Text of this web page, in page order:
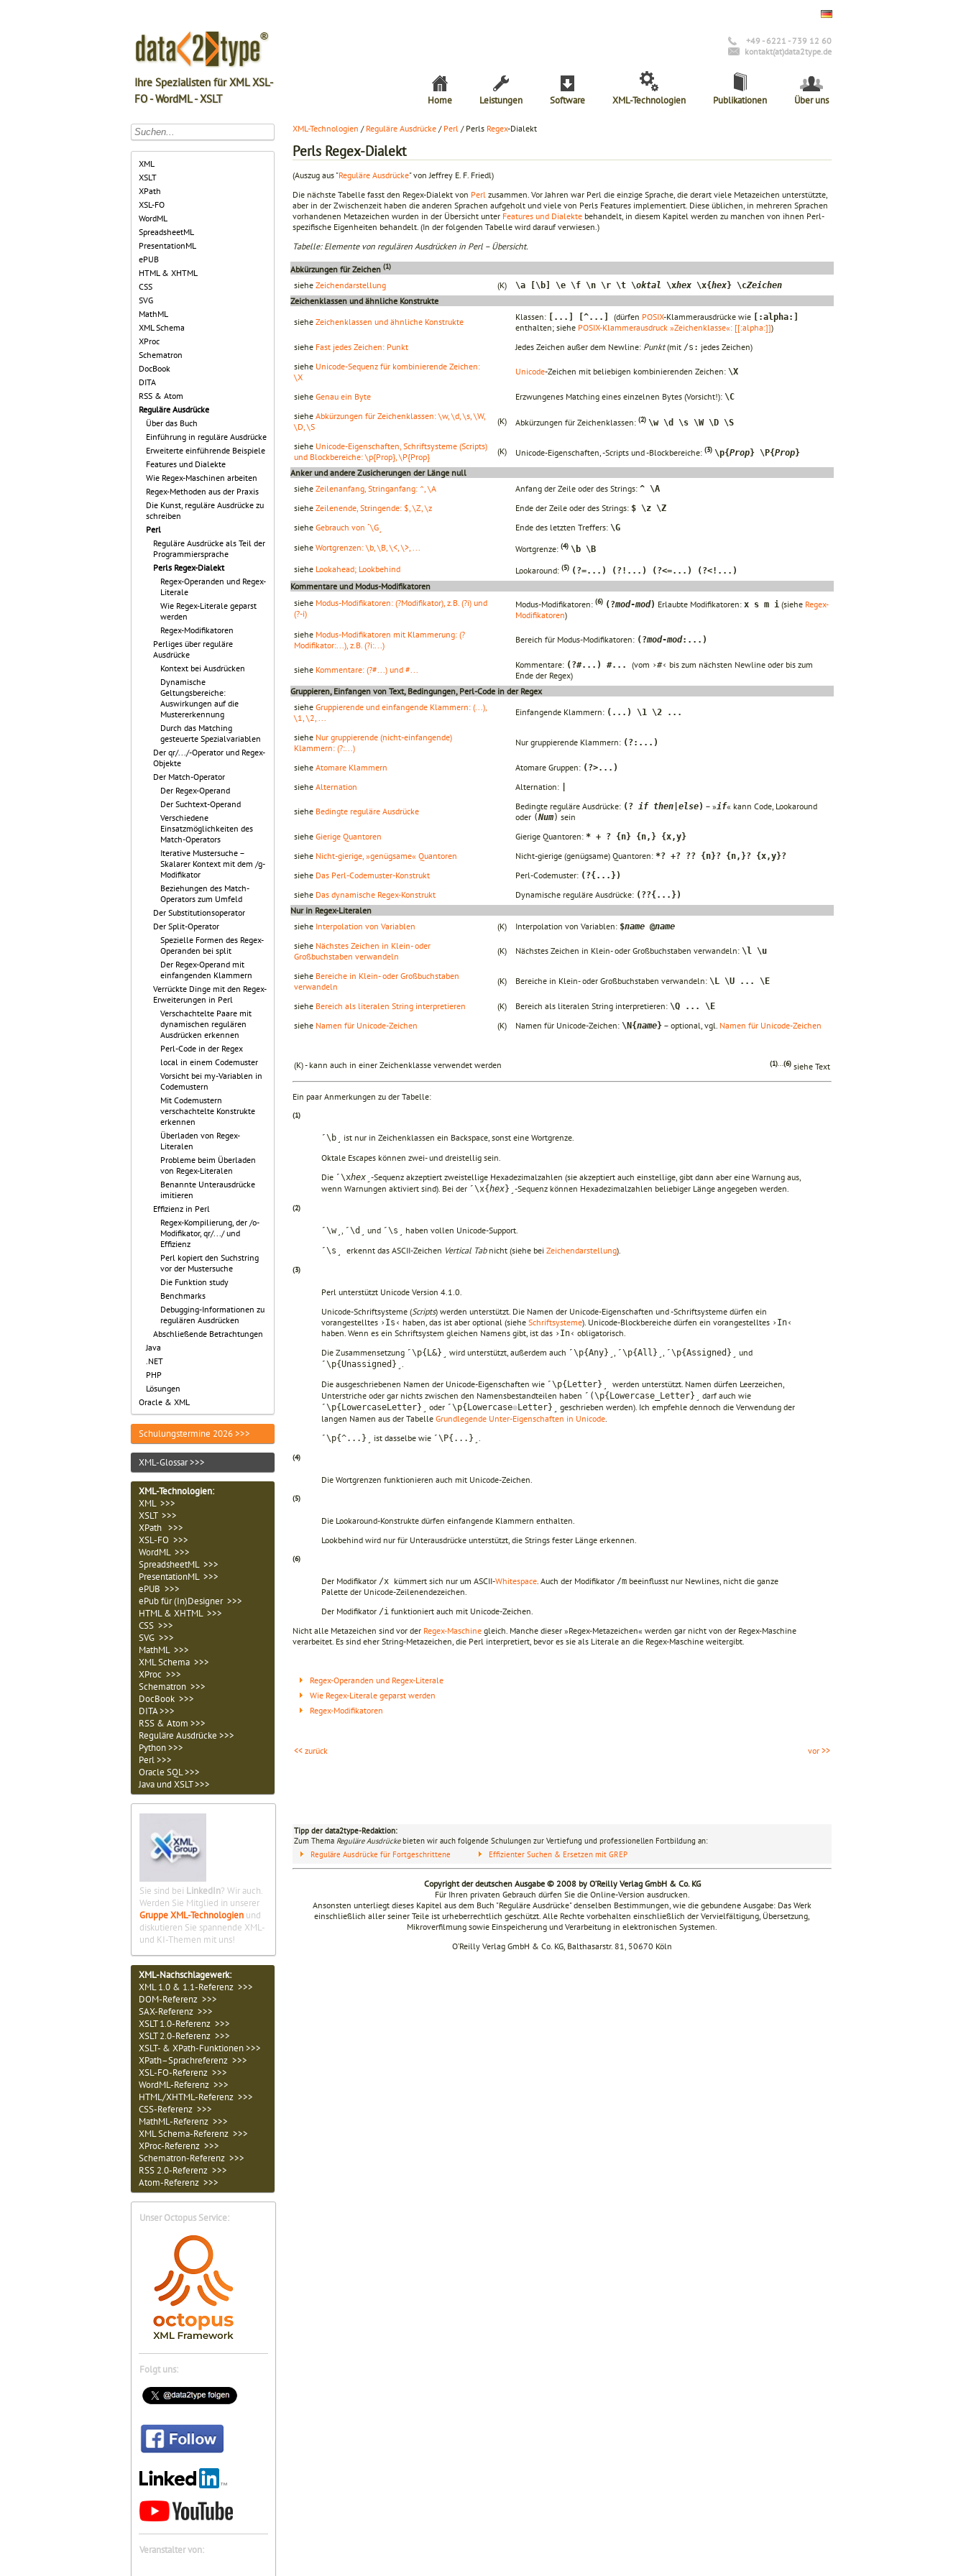
Ihre Spezialisten für XML XSL-
FO - WordML - XSLT
+49 - 6221 - 739 12 60
kontakt(at)data2type.de
Home Leistungen Software XML-Technologien Publikationen Über uns
XML
XSLT
XPath
XSL-FO
WordML
SpreadsheetML
PresentationML
ePUB
HTML & XHTML
CSS
SVG
MathML
XML Schema
XProc
Schematron
DocBook
DITA
RSS & Atom
Reguläre Ausdrücke
Über das Buch
Einführung in reguläre Ausdrücke
Erweiterte einführende Beispiele
Features und Dialekte
Wie Regex-Maschinen arbeiten
Regex-Methoden aus der Praxis
Die Kunst, reguläre Ausdrücke zu
schreiben
Perl
Reguläre Ausdrücke als Teil der
Programmiersprache
Perls Regex-Dialekt
Regex-Operanden und Regex-
Literale
Wie Regex-Literale geparst
werden
Regex-Modifikatoren
Perliges über reguläre
Ausdrücke
Kontext bei Ausdrücken
Dynamische
Geltungsbereiche:
Auswirkungen auf die
Mustererkennung
Durch das Matching
gesteuerte Spezialvariablen
Der qr/.../-Operator und Regex-
Objekte
Der Match-Operator
Der Regex-Operand
Der Suchtext-Operand
Verschiedene
Einsatzmöglichkeiten des
Match-Operators
Iterative Mustersuche –
Skalarer Kontext mit dem /g-
Modifikator
Beziehungen des Match-
Operators zum Umfeld
Der Substitutionsoperator
Der Split-Operator
Spezielle Formen des Regex-
Operanden bei split
Der Regex-Operand mit
einfangenden Klammern
Verrückte Dinge mit den Regex-
Erweiterungen in Perl
Verschachtelte Paare mit
dynamischen regulären
Ausdrücken erkennen
Perl-Code in der Regex
local in einem Codemuster
Vorsicht bei my-Variablen in
Codemustern
Mit Codemustern
verschachtelte Konstrukte
erkennen
Überladen von Regex-
Literalen
Probleme beim Überladen
von Regex-Literalen
Benannte Unterausdrücke
imitieren
Effizienz in Perl
Regex-Kompilierung, der /o-
Modifikator, qr/.../ und
Effizienz
Perl kopiert den Suchstring
vor der Mustersuche
Die Funktion study
Benchmarks
Debugging-Informationen zu
regulären Ausdrücken
Abschließende Betrachtungen
Java
.NET
PHP
Lösungen
Oracle & XML
Schulungstermine 2026 >>>
XML-Glossar >>>
XML-Technologien:
XML >>>
XSLT >>>
XPath >>>
XSL-FO >>>
WordML >>>
SpreadsheetML >>>
PresentationML >>>
ePUB >>>
ePub für (In)Designer >>>
HTML & XHTML >>>
CSS >>>
SVG >>>
MathML >>>
XML Schema >>>
XProc >>>
Schematron >>>
DocBook >>>
DITA >>>
RSS & Atom >>>
Reguläre Ausdrücke >>>
Python >>>
Perl >>>
Oracle SQL >>>
Java und XSLT >>>
Sie sind bei LinkedIn? Wir auch.
Werden Sie Mitglied in unserer
Gruppe XML-Technologien und
diskutieren Sie spannende XML-
und KI-Themen mit uns!
XML-Nachschlagewerk:
XML 1.0 & 1.1-Referenz >>>
DOM-Referenz >>>
SAX-Referenz >>>
XSLT 1.0-Referenz >>>
XSLT 2.0-Referenz >>>
XSLT- & XPath-Funktionen >>>
XPath–Sprachreferenz >>>
XSL-FO-Referenz >>>
WordML-Referenz >>>
HTML/XHTML-Referenz >>>
CSS-Referenz >>>
MathML-Referenz >>>
XML Schema-Referenz >>>
XProc-Referenz >>>
Schematron-Referenz >>>
RSS 2.0-Referenz >>>
Atom-Referenz >>>
Unser Octopus Service:
Folgt uns:
Veranstalter von:
XML-Technologien / Reguläre Ausdrücke / Perl / Perls Regex-Dialekt
Perls Regex-Dialekt
(Auszug aus "Reguläre Ausdrücke" von Jeffrey E. F. Friedl)
Die nächste Tabelle fasst den Regex-Dialekt von Perl zusammen. Vor Jahren war Perl die einzige Sprache, die derart viele Metazeichen unterstützte,
aber in der Zwischenzeit haben die anderen Sprachen aufgeholt und viele von Perls Features implementiert. Diese üblichen, in mehreren Sprachen
vorhandenen Metazeichen wurden in der Übersicht unter Features und Dialekte behandelt, in diesem Kapitel werden zu manchen von ihnen Perl-
spezifische Eigenheiten behandelt. (In der folgenden Tabelle wird darauf verwiesen.)
Tabelle: Elemente von regulären Ausdrücken in Perl – Übersicht.
Abkürzungen für Zeichen (1)
siehe Zeichendarstellung (K) \a [\b] \e \f \n \r \t \oktal \xhex \x{hex} \cZeichen
Zeichenklassen und ähnliche Konstrukte
siehe Zeichenklassen und ähnliche Konstrukte Klassen: [...] [^...] (dürfen POSIX-Klammerausdrücke wie [:alpha:]
enthalten; siehe POSIX-Klammerausdruck »Zeichenklasse«: [[:alpha:]])
siehe Fast jedes Zeichen: Punkt Jedes Zeichen außer dem Newline: Punkt(mit /s: jedes Zeichen)
siehe Unicode-Sequenz für kombinierende Zeichen:
\X
Unicode-Zeichen mit beliebigen kombinierenden Zeichen: \X
siehe Genau ein Byte Erzwungenes Matching eines einzelnen Bytes (Vorsicht!): \C
siehe Abkürzungen für Zeichenklassen: \w, \d, \s, \W,
\D, \S
(K) Abkürzungen für Zeichenklassen: (2) \w \d \s \W \D \S
siehe Unicode-Eigenschaften, Schriftsysteme (Scripts)
und Blockbereiche: \p{Prop}, \P{Prop}
(K) Unicode-Eigenschaften, -Scripts und -Blockbereiche: (3) \p{Prop} \P{Prop}
Anker und andere Zusicherungen der Länge null
siehe Zeilenanfang, Stringanfang: ^, \A Anfang der Zeile oder des Strings: ^ \A
siehe Zeilenende, Stringende: $, \Z, \z Ende der Zeile oder des Strings: $ \z \Z
siehe Gebrauch von ˹\G˼ Ende des letzten Treffers: \G
siehe Wortgrenzen: \b, \B, \<, \>, ... Wortgrenze: (4) \b \B
siehe Lookahead; Lookbehind Lookaround: (5) (?=...) (?!...) (?<=...) (?<!...)
Kommentare und Modus-Modifikatoren
siehe Modus-Modifikatoren: (?Modifikator), z.B. (?i) und
(?-i)
Modus-Modifikatoren: (6) (?mod-mod) Erlaubte Modifikatoren: x s m i (siehe Regex-
Modifikatoren)
siehe Modus-Modifikatoren mit Klammerung: (?
Modifikator:...), z.B. (?i:...)
Bereich für Modus-Modifikatoren: (?mod-mod:...)
siehe Kommentare: (?#...) und #... Kommentare: (?#...) #... (vom ›#‹ bis zum nächsten Newline oder bis zum
Ende der Regex)
Gruppieren, Einfangen von Text, Bedingungen, Perl-Code in der Regex
siehe Gruppierende und einfangende Klammern: (...),
\1, \2, ...
Einfangende Klammern: (...) \1 \2 ...
siehe Nur gruppierende (nicht-einfangende)
Klammern: (?:...)
Nur gruppierende Klammern: (?:...)
siehe Atomare Klammern Atomare Gruppen: (?>...)
siehe Alternation Alternation:
siehe Bedingte reguläre Ausdrücke Bedingte reguläre Ausdrücke: (? if then else) – »if« kann Code, Lookaround
oder (Num) sein
siehe Gierige Quantoren Gierige Quantoren: * + ? {n} {n,} {x,y}
siehe Nicht-gierige, »genügsame« Quantoren Nicht-gierige (genügsame) Quantoren: *? +? ?? {n}? {n,}? {x,y}?
siehe Das Perl-Codemuster-Konstrukt Perl-Codemuster: (?{...})
siehe Das dynamische Regex-Konstrukt Dynamische reguläre Ausdrücke: (??{...})
Nur in Regex-Literalen
siehe Interpolation von Variablen (K) Interpolation von Variablen: $name @name
siehe Nächstes Zeichen in Klein- oder
Großbuchstaben verwandeln
(K) Nächstes Zeichen in Klein- oder Großbuchstaben verwandeln: \l \u
siehe Bereiche in Klein- oder Großbuchstaben
verwandeln
(K) Bereiche in Klein- oder Großbuchstaben verwandeln: \L \U ... \E
siehe Bereich als literalen String interpretieren (K) Bereich als literalen String interpretieren: \Q ... \E
siehe Namen für Unicode-Zeichen (K) Namen für Unicode-Zeichen: \N{name} – optional, vgl. Namen für Unicode-Zeichen
(K) - kann auch in einer Zeichenklasse verwendet werden (1)...(6) siehe Text
Ein paar Anmerkungen zu der Tabelle:
(1)
˹\b˼
ist nur in Zeichenklassen ein Backspace, sonst eine Wortgrenze.
Oktale Escapes können zwei- und dreistellig sein.
Die ˹\xhex -Sequenz akzeptiert zweistellige Hexadezimalzahlen (sie akzeptiert auch einstellige, gibt dann aber eine Warnung aus,
wenn Warnungen aktiviert sind). Bei der ˹\x{hex}˼ -Sequenz können Hexadezimalzahlen beliebiger Länge angegeben werden.
(2)
˹\w˼ ˹\d˼ und ˹\s˼ haben vollen Unicode-Support.
˹\s˼ erkennt das ASCII-Zeichen Vertical Tabnicht (siehe bei Zeichendarstellung).
(3)
Perl unterstützt Unicode Version 4.1.0.
Unicode-Schriftsysteme (Scripts) werden unterstützt. Die Namen der Unicode-Eigenschaften und -Schriftsysteme dürfen ein
vorangestelltes ›Is‹ haben, das ist aber optional (siehe Schriftsysteme). Unicode-Blockbereiche dürfen ein vorangestelltes ›In‹
haben. Wenn es ein Schriftsystem gleichen Namens gibt, ist das ›In‹ obligatorisch.
Die Zusammensetzung ˹\p{L&}˼ wird unterstützt, außerdem auch ˹\p{Any}˼ ˹\p{All}˼ ˹\p{Assigned}˼ und
˹\p{Unassigned}˼
Die ausgeschriebenen Namen der Unicode-Eigenschaften wie ˹\p{Letter}˼ werden unterstützt. Namen dürfen Leerzeichen,
Unterstriche oder gar nichts zwischen den Namensbestandteilen haben ˹(\p{Lowercase_Letter}˼ darf auch wie
˹\p{LowercaseLetter}˼ oder ˹\p{Lowercase●Letter}˼
geschrieben werden). Ich empfehle dennoch die Verwendung der
langen Namen aus der Tabelle Grundlegende Unter-Eigenschaften in Unicode
˹\p{^...}˼ ist dasselbe wie ˹\P{...}˼
(4)
Die Wortgrenzen funktionieren auch mit Unicode-Zeichen.
(5)
Die Lookaround-Konstrukte dürfen einfangende Klammern enthalten.
Lookbehind wird nur für Unterausdrücke unterstützt, die Strings fester Länge erkennen.
(6)
Der Modifikator /x kümmert sich nur um ASCII-Whitespace . Auch der Modifikator /m beeinflusst nur Newlines, nicht die ganze
Palette der Unicode-Zeilenendezeichen.
Der Modifikator /i funktioniert auch mit Unicode-Zeichen.
Nicht alle Metazeichen sind vor der Regex-Maschine gleich. Manche dieser »Regex-Metazeichen« werden gar nicht von der Regex-Maschine
verarbeitet. Es sind eher String-Metazeichen, die Perl interpretiert, bevor es sie als Literale an die Regex-Maschine weitergibt.
Regex-Operanden und Regex-Literale
Wie Regex-Literale geparst werden
Regex-Modifikatoren
<< zurück vor >>
Tipp der data2type-Redaktion:
Zum Thema Reguläre Ausdrückebieten wir auch folgende Schulungen zur Vertiefung und professionellen Fortbildung an:
Reguläre Ausdrücke für Fortgeschrittene
Effizienter Suchen & Ersetzen mit GREP
Copyright der deutschen Ausgabe © 2008 by O’Reilly Verlag GmbH & Co. KG
Für Ihren privaten Gebrauch dürfen Sie die Online-Version ausdrucken.
Ansonsten unterliegt dieses Kapitel aus dem Buch "Reguläre Ausdrücke" denselben Bestimmungen, wie die gebundene Ausgabe: Das Werk
einschließlich aller seiner Teile ist urheberrechtlich geschützt. Alle Rechte vorbehalten einschließlich der Vervielfältigung, Übersetzung,
Mikroverfilmung sowie Einspeicherung und Verarbeitung in elektronischen Systemen.
O’Reilly Verlag GmbH & Co. KG, Balthasarstr. 81, 50670 Köln